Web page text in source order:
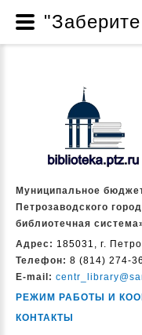
Муниципальное
Петрозаводского
библиотечная
Адрес: 185031, г.
Телефон: 8 (814) 274-
E-mail:
РЕЖИМ РАБОТЫ И
КОНТАКТЫ